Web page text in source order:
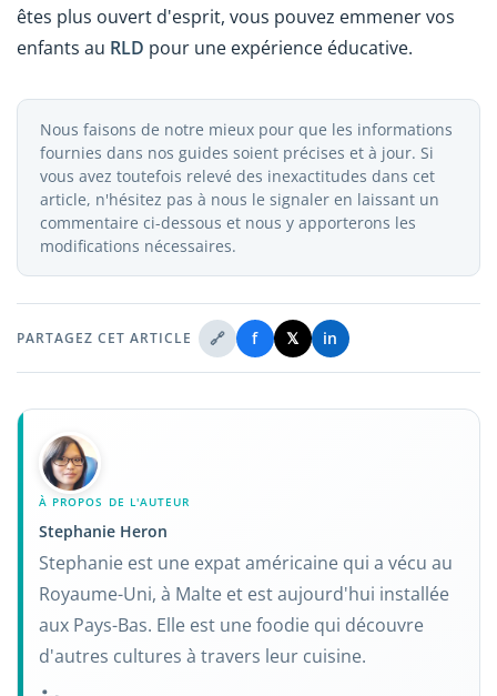
êtes plus ouvert d'esprit, vous pouvez emmener vos
enfants au RLD pour une expérience éducative.
Nous faisons de notre mieux pour que les informations
fournies dans nos guides soient précises et à jour. Si
vous avez toutefois relevé des inexactitudes dans cet
article, n'hésitez pas à nous le signaler en laissant un
commentaire ci-dessous et nous y apporterons les
modifications nécessaires.
PARTAGEZ CET ARTICLE 🔗 f 𝕏 in
À PROPOS DE L'AUTEUR
Stephanie Heron
Stephanie est une expat américaine qui a vécu au
Royaume-Uni, à Malte et est aujourd'hui installée
aux Pays-Bas. Elle est une foodie qui découvre
d'autres cultures à travers leur cuisine.